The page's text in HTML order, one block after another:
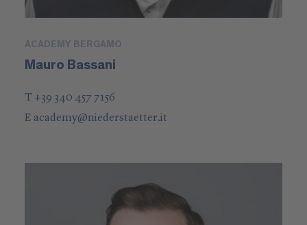
ACADEMY BERGAMO
Mauro Bassani
T +39 340 457 7156
E academy@niederstaetter.it